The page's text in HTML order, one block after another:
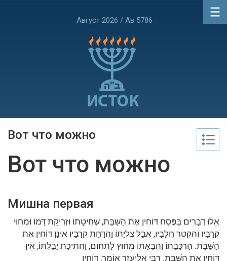
Август 2026 / Ав 5786
Вот что можно
Вот что можно
Мишна первая
קְרָבָיו וְהֶקְטֵר חֲלָבָיו, אֲבָל צְלִיָּתוֹ וַהֲדָחַת קְרָבָיו אֵינָן דּוֹחִין אֶת
הַשַּׁבָּת. הַרְכָּבָתוֹ וַהֲבָאָתוֹ מִחוּץ לַתְּחוּם, וַחֲתִיכַת יַבַּלְתּוֹ, אֵין
דּוֹחִין אֶת הַשַּׁבָּת. רַבִּי אֱלִיעֶזֶר אוֹמֵר, דּוֹחִין